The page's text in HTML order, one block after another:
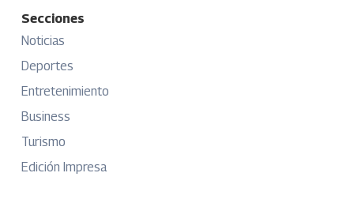
Secciones
Noticias
Deportes
Entretenimiento
Business
Turismo
Edición Impresa